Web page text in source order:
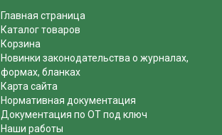
Главная страница
Каталог товаров
Корзина
Новинки законодательства о журналах,
формах, бланках
Карта сайта
Нормативная документация
Документация по ОТ под ключ
Наши работы